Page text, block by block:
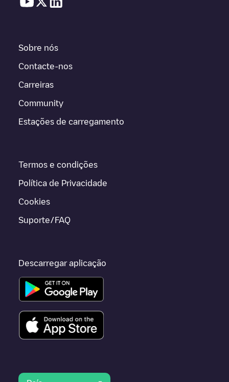
Sobre nós
Contacte-nos
Carreiras
Community
Estações de carregamento
Termos e condições
Política de Privacidade
Cookies
Suporte/FAQ
Descarregar aplicação